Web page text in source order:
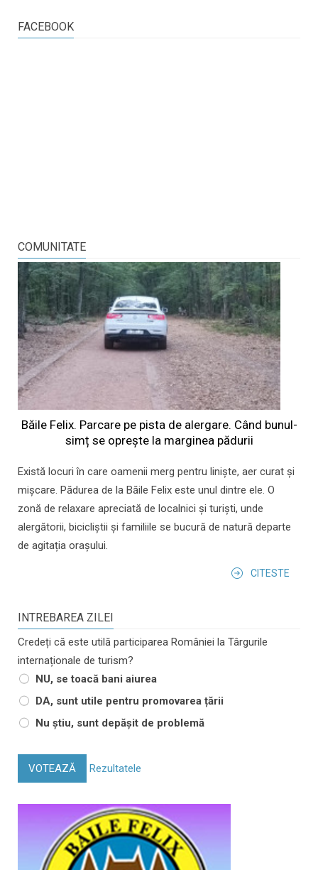
FACEBOOK
COMUNITATE
Băile Felix. Parcare pe pista de alergare. Când bunul-
simț se oprește la marginea pădurii
Există locuri în care oamenii merg pentru liniște, aer curat și
mișcare. Pădurea de la Băile Felix este unul dintre ele. O
zonă de relaxare apreciată de localnici și turiști, unde
alergătorii, bicicliștii și familiile se bucură de natură departe
de agitația orașului.
CITESTE
INTREBAREA ZILEI
Credeți că este utilă participarea României la Târgurile
internaționale de turism?
NU, se toacă bani aiurea
DA, sunt utile pentru promovarea țării
Nu știu, sunt depășit de problemă
VOTEAZĂ Rezultatele